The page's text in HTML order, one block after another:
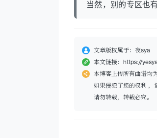
当然，别的专区也
文章版权属于：夜sya
本文链接：https://
本博客上传所有曲谱均
如果侵犯了您的权利 ，
请勿转载，转载必究。